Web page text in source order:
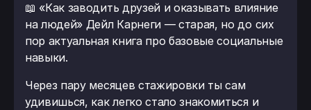
📖 «Как заводить друзей и оказывать влияние
на людей» Дейл Карнеги — старая, но до сих
пор актуальная книга про базовые социальные
навыки.
Через пару месяцев стажировки ты сам
удивишься, как легко стало знакомиться и